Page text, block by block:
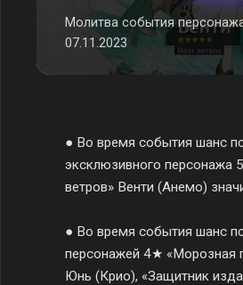
Молитва события
07.11.2023
● Во время события шанс
эксклюзивного персонажа
ветров» Венти (Анемо)
● Во время события шанс
персонажей 4★ «Морозная
Юнь (Крио), «Защитник